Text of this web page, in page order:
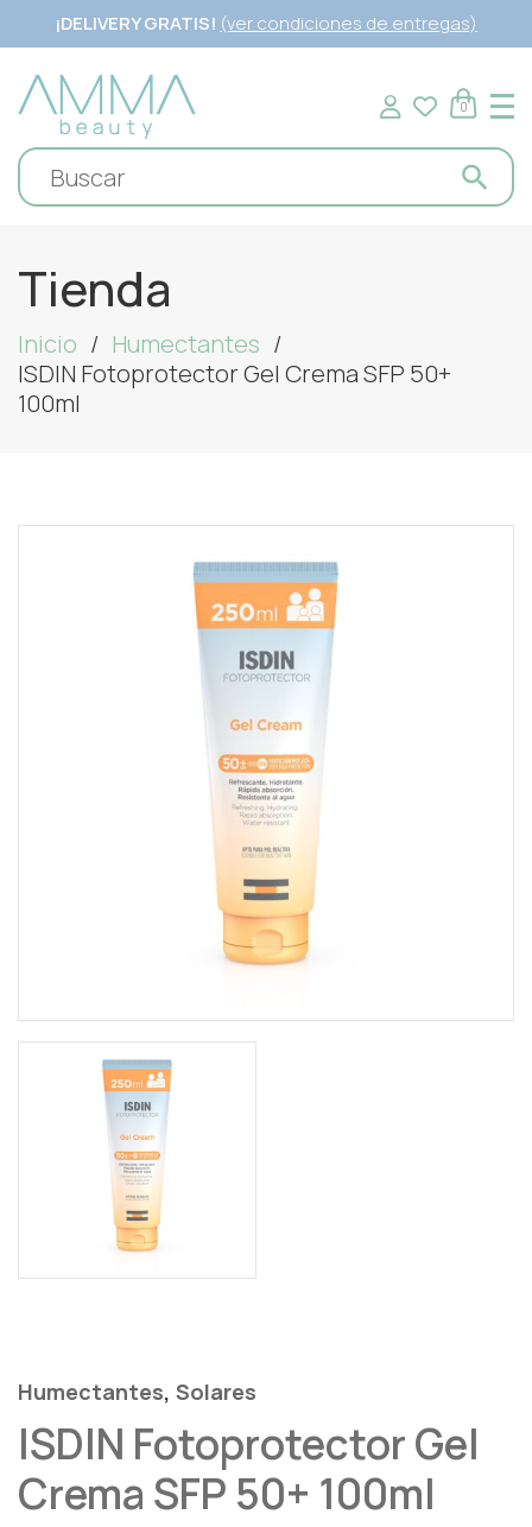
¡DELIVERY GRATIS! (ver condiciones de entregas)
0
Tienda
Inicio
Humectantes
ISDIN Fotoprotector Gel Crema SFP 50+
100ml
Humectantes, Solares
ISDIN Fotoprotector Gel
Crema SFP 50+ 100ml